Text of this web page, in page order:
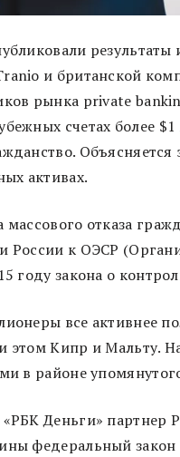
и британской
рынка private
счетах более
активах.
отказа
России к ОЭСР
году закона о
все активнее
этом Кипр и Мальту.
в районе
Деньги» партнер
федеральный